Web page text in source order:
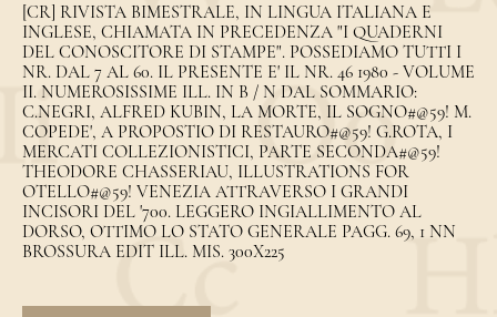
[CR] RIVISTA BIMESTRALE, IN LINGUA ITALIANA E
INGLESE, CHIAMATA IN PRECEDENZA "I QUADERNI
DEL CONOSCITORE DI STAMPE". POSSEDIAMO TUTTI I
NR. DAL 7 AL 60. IL PRESENTE E' IL NR. 46 1980 - VOLUME
II. NUMEROSISSIME ILL. IN B / N DAL SOMMARIO:
C.NEGRI, ALFRED KUBIN, LA MORTE, IL SOGNO#@59! M.
COPEDE', A PROPOSTIO DI RESTAURO#@59! G.ROTA, I
MERCATI COLLEZIONISTICI, PARTE SECONDA#@59!
THEODORE CHASSERIAU, ILLUSTRATIONS FOR
OTELLO#@59! VENEZIA ATTRAVERSO I GRANDI
INCISORI DEL '700. LEGGERO INGIALLIMENTO AL
DORSO, OTTIMO LO STATO GENERALE PAGG. 69, 1 NN
BROSSURA EDIT ILL. MIS. 300X225